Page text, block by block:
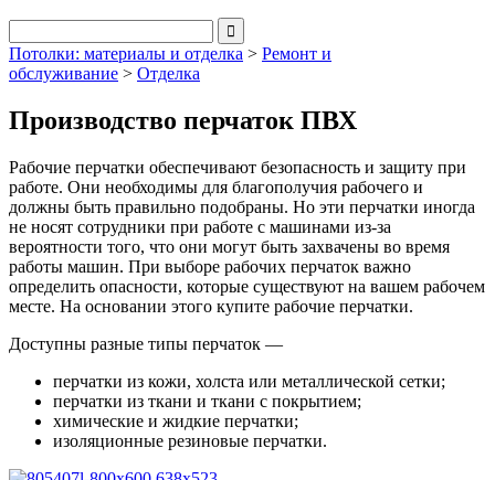
Потолки: материалы и отделка > Ремонт и
обслуживание > Отделка
Производство перчаток ПВХ
Рабочие перчатки обеспечивают безопасность и защиту при
работе. Они необходимы для благополучия рабочего и
должны быть правильно подобраны. Но эти перчатки иногда
не носят сотрудники при работе с машинами из-за
вероятности того, что они могут быть захвачены во время
работы машин. При выборе рабочих перчаток важно
определить опасности, которые существуют на вашем рабочем
месте. На основании этого купите рабочие перчатки.
Доступны разные типы перчаток —
перчатки из кожи, холста или металлической сетки;
перчатки из ткани и ткани с покрытием;
химические и жидкие перчатки;
изоляционные резиновые перчатки.